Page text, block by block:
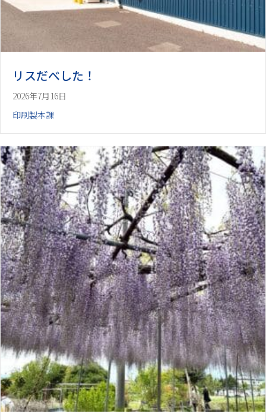
リスだべした！
2026年7月16日
印刷製本課